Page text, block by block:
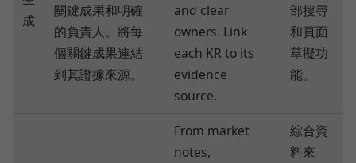
成
關鍵成果和明確
的負責人。將每
個關鍵成果連結
到其證據來源。
and clear
owners. Link
each KR to its
evidence
source.
部搜尋
和頁面
草擬功
能。
From market
notes,
綜合資
料來